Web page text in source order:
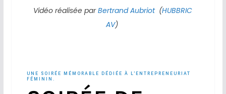
Vidéo réalisée parBertrand Aubriot(HUBBRIC
AV)
UNE SOIRÉE MÉMORABLE DÉDIÉE À L'ENTREPRENEURIAT
FÉMININ.